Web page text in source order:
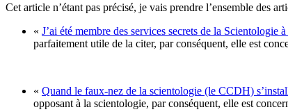
Cet article n’étant pas précisé, je vais prendre l’ensemble des
« J’ai été membre des services secrets de la Scientologie
parfaitement utile de la citer, par conséquent, elle est
« Quand le faux-nez de la scientologie (le CCDH)
opposant à la scientologie, par conséquent, elle est